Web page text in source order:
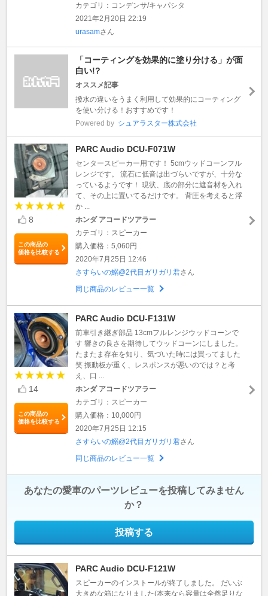
カテゴリ：コンデンサ/キャパシタ
2021年2月20日 22:19
urasamさん
「コーティングを効果的に塗り分ける」が面
白い!?
オススメ記事
撥水の違いをうまく利用して効果的にコーティング
を使い分ける！おすすめです！
Powered by シュアラスター株式会社
8
この商品の
価格を比較する
PARC Audio DCU-F071W
センタースピーカー用です！ 5cmウッドコーンフル
レンジです。 流石に低音は出づらいですが、十分な
っているようです！ 現状、底の部分に遮音材を入れ
て、その上に置いてるだけです。 背圧を考えると浮
か ...
ホンダ アコードツアラー
カテゴリ：スピーカー
購入価格：5,060円
2020年7月25日 12:46
さすらいの鰯@2代目ガリガリ君さん
同じ商品のレビュー一覧
14
この商品の
価格を比較する
PARC Audio DCU-F131W
前車引き継ぎ部品 13cmフルレンジウッドコーンで
す 響きの良さを期待してウッドコーンにしました。
たまたま存在を知り、気づいた時には買ってました
笑 振動板が重く、レスポンスが悪いのでは？と考
え、口 ...
ホンダ アコードツアラー
カテゴリ：スピーカー
購入価格：10,000円
2020年7月25日 12:15
さすらいの鰯@2代目ガリガリ君さん
同じ商品のレビュー一覧
あなたの愛車のパーツレビューを投稿してみません
か？
投稿する
PARC Audio DCU-F121W
スピーカーのインストールが終了しました。 だいぶ
大きめな箱になりました(本来なら容量は全然足りな